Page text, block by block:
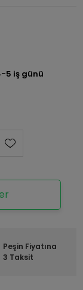
5 iş günü
Peşin Fiyatına
3 Taksit